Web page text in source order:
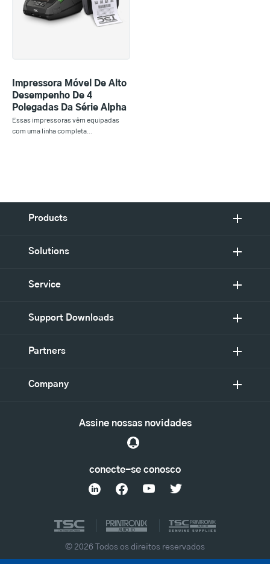
Impressora Móvel De Alto
Desempenho De 4
Polegadas Da Série Alpha
Essas impressoras vêm equipadas
com uma linha completa…
Products
Solutions
Service
Support Downloads
Partners
Company
conecte-se conosco
Assine nossas novidades
© 2026 Todos os direitos reservados